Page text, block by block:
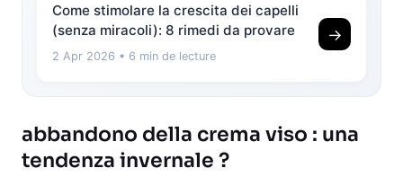
Come stimolare la crescita dei capelli
(senza miracoli): 8 rimedi da provare
2 Apr 2026 • 6 min de lecture
→
abbandono della crema viso : una
tendenza invernale ?